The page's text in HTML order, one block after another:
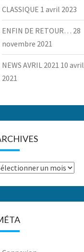
CLASSIQUE 1 avril 2023
ENFIN DE RETOUR… 28
novembre 2021
NEWS AVRIL 2021 10 avril
2021